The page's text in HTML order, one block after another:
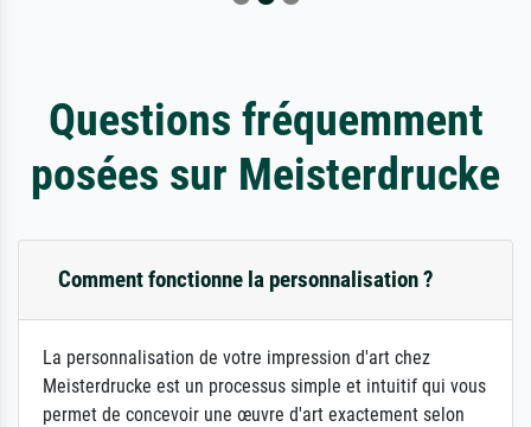
Questions fréquemment
posées sur Meisterdrucke
Comment fonctionne la personnalisation ?
La personnalisation de votre impression d'art chez
Meisterdrucke est un processus simple et intuitif qui vous
permet de concevoir une œuvre d'art exactement selon